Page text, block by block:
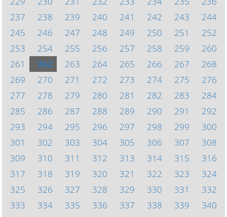
237
238 239 240 241 242 243
244
245
246 247 248 249 250 251
252
253
254 255 256 257 258 259
260
261
262 263 264 265 266 267
268
269
270 271 272 273 274 275
276
277
278 279 280 281 282 283
284
285
286 287 288 289 290 291
292
293
294 295 296 297 298 299
300
301
302 303 304 305 306 307
308
309
310 311 312 313 314 315
316
317
318 319 320 321 322 323
324
325
326 327 328 329 330 331
332
333
334 335 336 337 338 339
340